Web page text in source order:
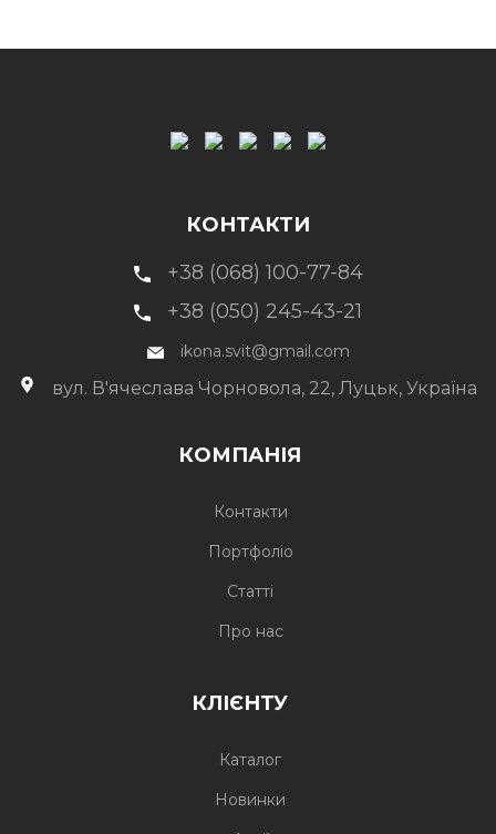
КОМПАНІЯ
Контакти
Портфоліо
Статті
Про нас
КЛІЄНТУ
Каталог
Новинки
КОНТАКТИ
+38 (068) 100-77-84
+38 (050) 245-43-21
ikona.svit@gmail.com
вул. В'ячеслава Чорновола, 22, Луцьк, Україна